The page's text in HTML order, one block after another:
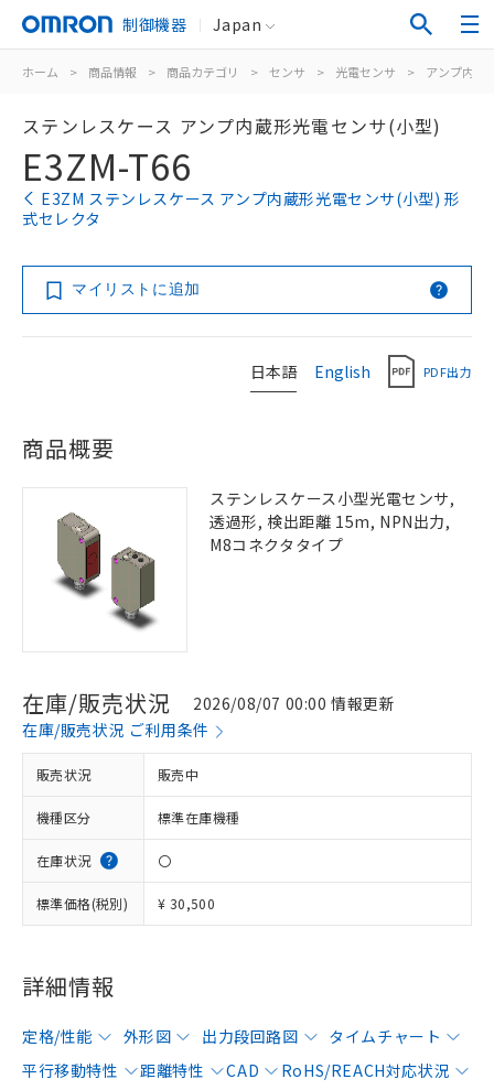
制御機器 Japan
ホーム > 商品情報 > 商品カテゴリ > センサ > 光電センサ > アンプ内蔵
ステンレスケース アンプ内蔵形光電センサ(小型)
E3ZM-T66
E3ZM ステンレスケース アンプ内蔵形光電センサ(小型) 形
式セレクタ
マイリストに追加
日本語 English PDF出力
商品概要
ステンレスケース小型光電センサ,
透過形, 検出距離 15m, NPN出力,
M8コネクタタイプ
在庫/販売状況
2026/08/07 00:00 情報更新
在庫/販売状況 ご利用条件
販売状況 販売中
機種区分 標準在庫機種
在庫状況 〇
標準価格(税別) ¥ 30,500
詳細情報
定格/性能 外形図 出力段回路図
タイムチャート
平行移動特性
距離特性 CAD
RoHS/REACH対応状況